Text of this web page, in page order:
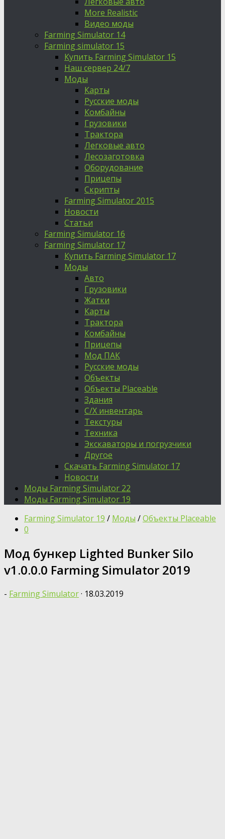
More Realistic
Видео моды
Farming Simulator 14
Farming simulator 15
Купить Farming Simulator 15
Наш сервер 24/7
Моды
Карты
Русские моды
Комбайны
Грузовики
Трактора
Легковые авто
Лесозаготовка
Оборудование
Прицепы
Скрипты
Farming Simulator 2015
Новости
Статьи
Farming Simulator 16
Farming Simulator 17
Купить Farming Simulator 17
Моды
Авто
Грузовики
Жатки
Карты
Трактора
Комбайны
Прицепы
Мод ПАК
Русские моды
Объекты
Объекты Placeable
Здания
С/Х инвентарь
Текстуры
Техника
Экскаваторы и погрузчики
Другое
Скачать Farming Simulator 17
Новости
Моды Farming Simulator 22
Моды Farming Simulator 19
Farming Simulator 19 / Моды /Объекты Placeable
0
Мод бункер Lighted Bunker Silo
v1.0.0.0 Farming Simulator 2019
- Farming Simulator· 18.03.2019